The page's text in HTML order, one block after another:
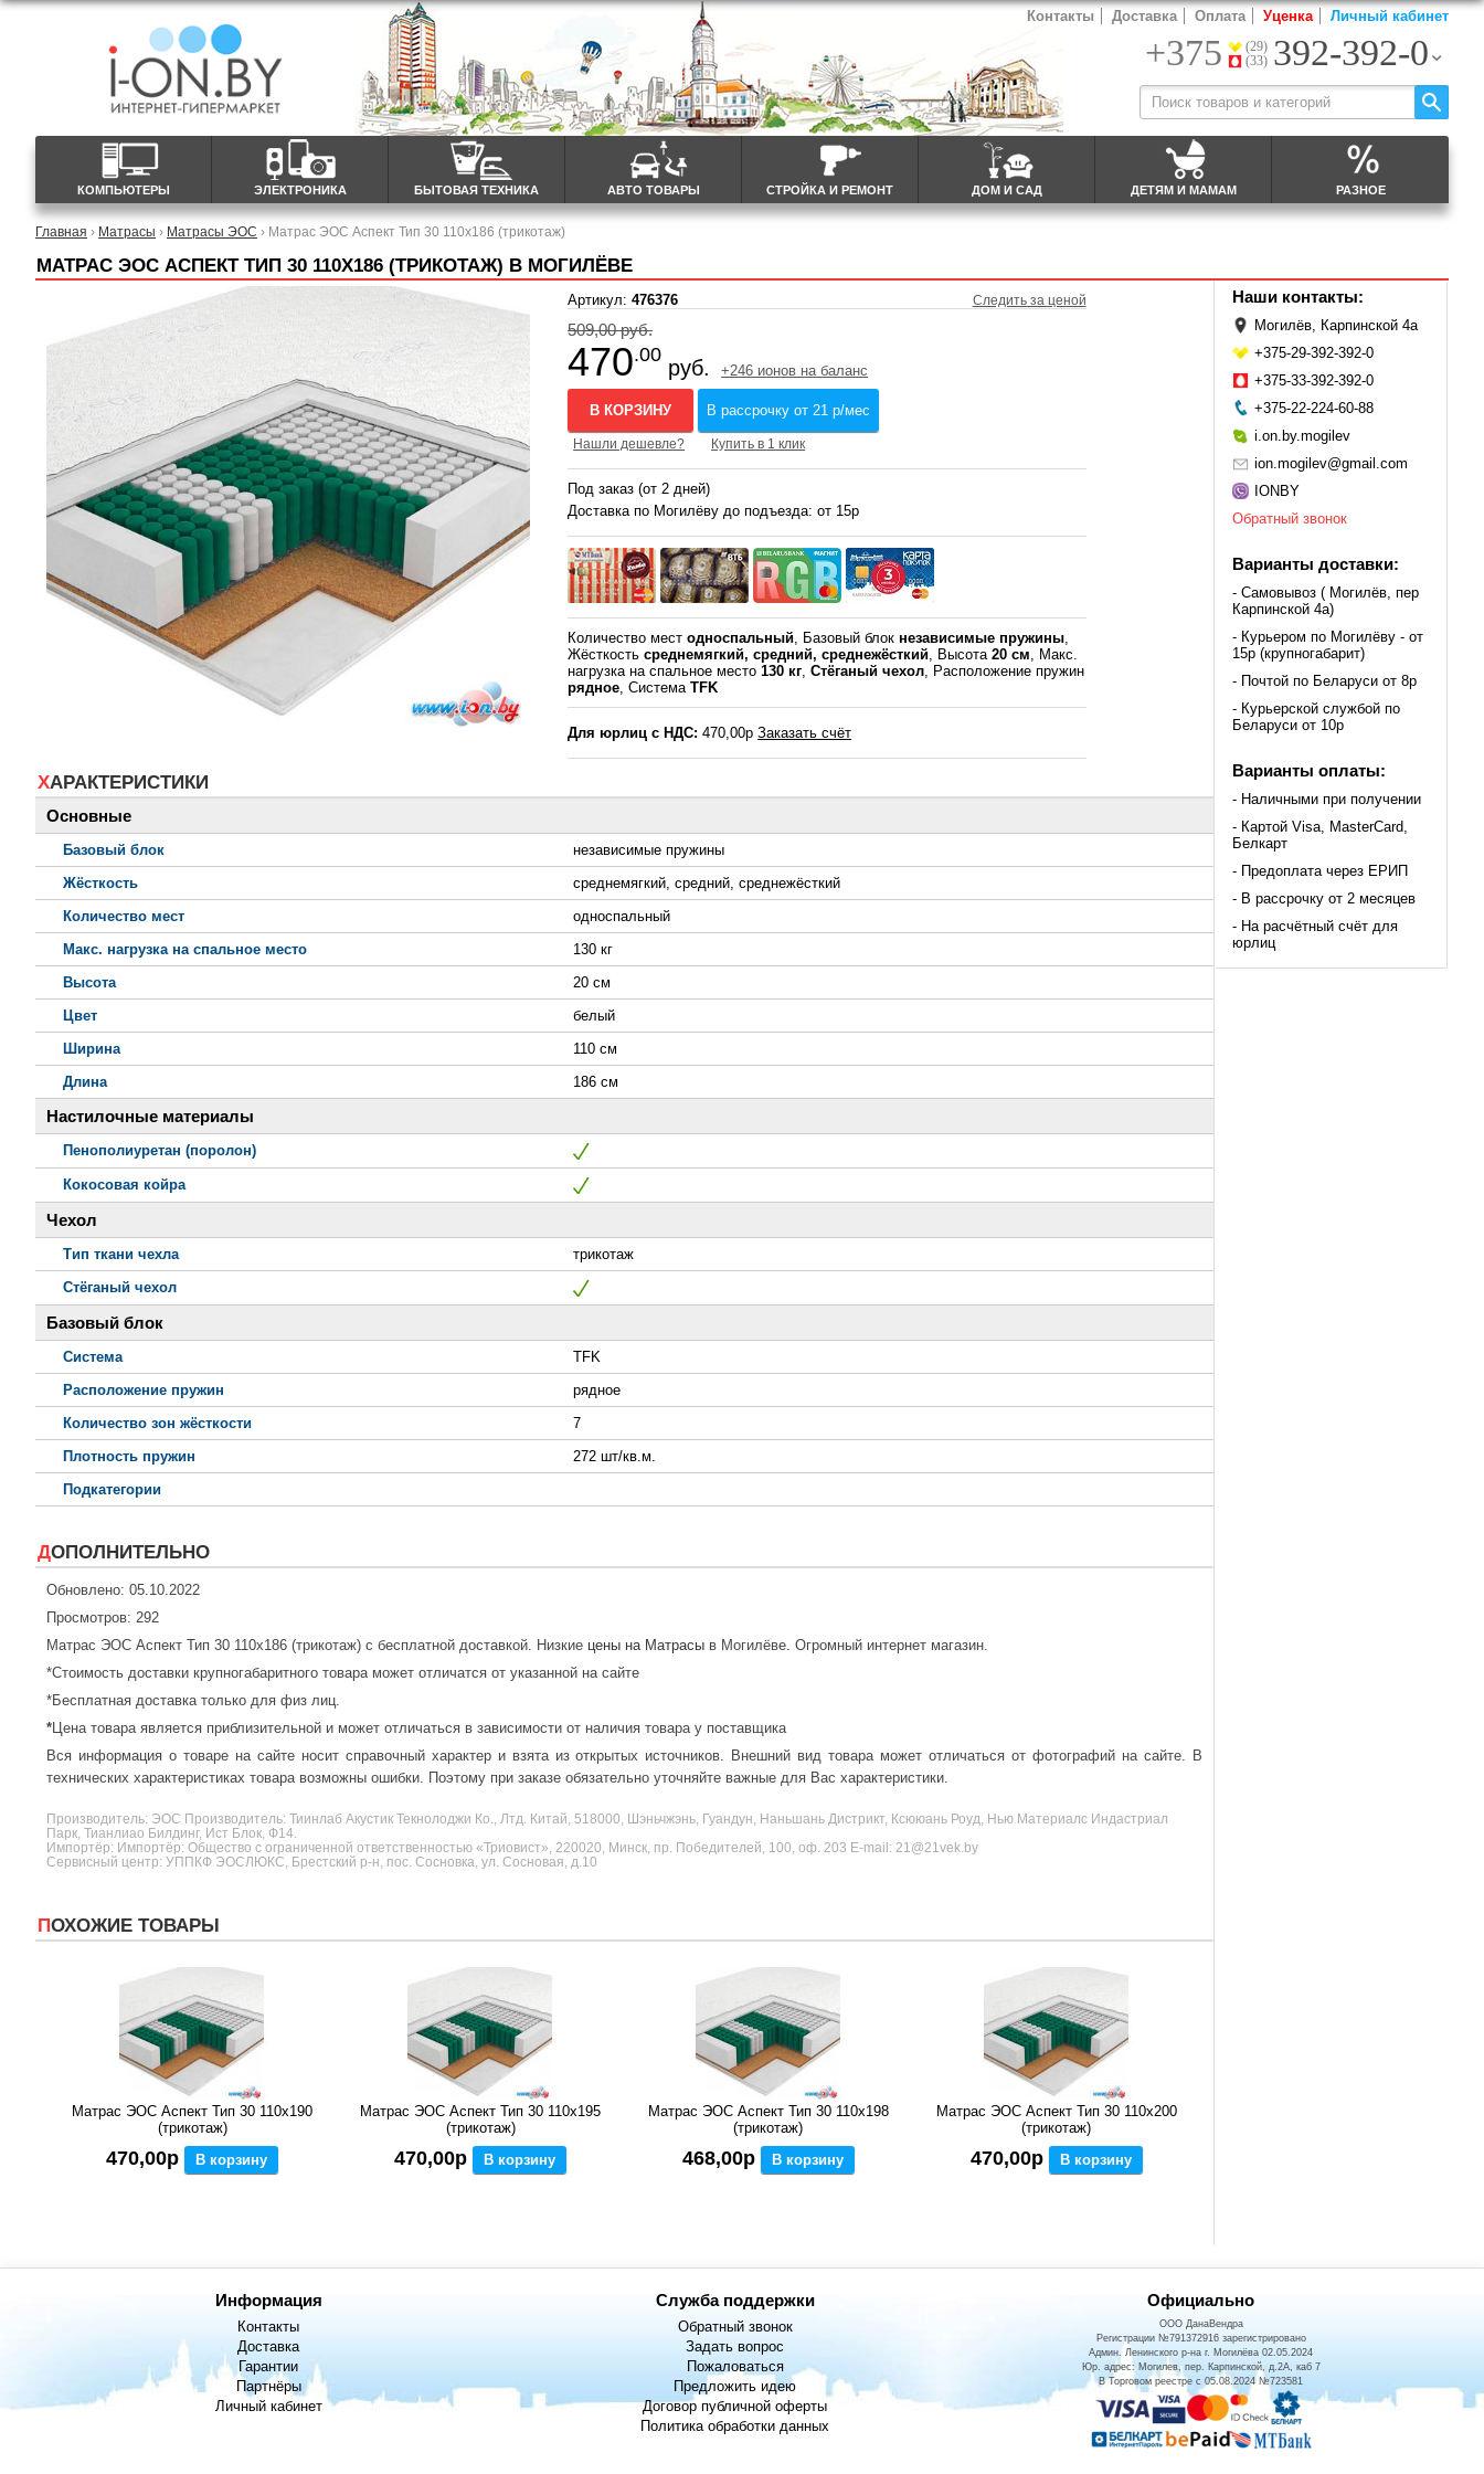
КОМПЬЮТЕРЫ ЭЛЕКТРОНИКА БЫТОВАЯ ТЕХНИКА АВТО ТОВАРЫ СТРОЙКА И РЕМОНТ ДОМ И САД ДЕТЯМ И МАМАМ РАЗНОЕ
Контакты Доставка Оплата Уценка Личный кабинет
+375
(29)
(33) 392-392-0
Главная › Матрасы › Матрасы ЭОС › Матрас ЭОС Аспект Тип 30 110x186 (трикотаж)
МАТРАС ЭОС АСПЕКТ ТИП 30 110X186 (ТРИКОТАЖ) В МОГИЛЁВЕ
Артикул:476376 Следить за ценой
509,00 руб.
470.00
руб. +246 ионов на баланс
В КОРЗИНУ В рассрочку от 21 р/мес
Нашли дешевле? Купить в 1 клик
Под заказ (от 2 дней)
Доставка по Могилёву до подъезда: от 15р
Количество местодноспальный, Базовый блокнезависимые пружины,
Жёсткостьсреднемягкий, средний, среднежёсткий, Высота20 см, Макс.
нагрузка на спальное место130 кг,Стёганый чехол, Расположение пружин
рядное, СистемаTFK
Для юрлиц с НДС: 470,00рЗаказать счёт
ХАРАКТЕРИСТИКИ
Основные
Базовый блок
независимые пружины
Жёсткость
среднемягкий, средний, среднежёсткий
Количество мест
односпальный
Макс. нагрузка на спальное место
130 кг
Высота
20 см
Цвет
белый
Ширина
110 см
Длина
186 см
Настилочные материалы
Пенополиуретан (поролон)
Кокосовая койра
Чехол
Тип ткани чехла
трикотаж
Стёганый чехол
Базовый блок
Система
TFK
Расположение пружин
рядное
Количество зон жёсткости
7
Плотность пружин
272 шт/кв.м.
Подкатегории
ДОПОЛНИТЕЛЬНО
Обновлено: 05.10.2022
Просмотров: 292
Матрас ЭОС Аспект Тип 30 110x186 (трикотаж) с бесплатной доставкой. Низкие цены на Матрасы в Могилёве. Огромный интернет магазин.
*Стоимость доставки крупногабаритного товара может отличатся от указанной на сайте
*Бесплатная доставка только для физ лиц.
*Цена товара является приблизительной и может отличаться в зависимости от наличия товара у поставщика
Вся информация о товаре на сайте носит справочный характер и взята из открытых источников. Внешний вид товара может отличаться от фотографий на сайте. В
технических характеристиках товара возможны ошибки. Поэтому при заказе обязательно уточняйте важные для Вас характеристики.
Производитель: ЭОС Производитель: Тиинлаб Акустик Текнолоджи Ко., Лтд. Китай, 518000, Шэньчжэнь, Гуандун, Наньшань Дистрикт, Ксююань Роуд, Нью Материалс Индастриал
Парк, Тианлиао Билдинг, Ист Блок, Ф14.
Импортёр: Импортёр: Общество с ограниченной ответственностью «Триовист», 220020, Минск, пр. Победителей, 100, оф. 203 E-mail: 21@21vek.by
Сервисный центр: УППКФ ЭОСЛЮКС, Брестский р-н, пос. Сосновка, ул. Сосновая, д.10
ПОХОЖИЕ ТОВАРЫ
Матрас ЭОС Аспект Тип 30 110x190
(трикотаж)
470,00р В корзину
Матрас ЭОС Аспект Тип 30 110x195
(трикотаж)
470,00р В корзину
Матрас ЭОС Аспект Тип 30 110x198
(трикотаж)
468,00р В корзину
Матрас ЭОС Аспект Тип 30 110x200
(трикотаж)
470,00р В корзину
Наши контакты:
Могилёв, Карпинской 4а
+375-29-392-392-0
+375-33-392-392-0
+375-22-224-60-88
i.on.by.mogilev
ion.mogilev@gmail.com
IONBY
Обратный звонок
Варианты доставки:
- Самовывоз ( Могилёв, пер
Карпинской 4а)
- Курьером по Могилёву - от
15р (крупногабарит)
- Почтой по Беларуси от 8р
- Курьерской службой по
Беларуси от 10р
Варианты оплаты:
- Наличными при получении
- Картой Visa, MasterCard,
Белкарт
- Предоплата через ЕРИП
- В рассрочку от 2 месяцев
- На расчётный счёт для
юрлиц
Информация
Контакты
Доставка
Гарантии
Партнёры
Личный кабинет
Служба поддержки
Обратный звонок
Задать вопрос
Пожаловаться
Предложить идею
Договор публичной оферты
Политика обработки данных
Официально
ООО ДанаВендра
Регистрации №791372916 зарегистрировано
Админ. Ленинского р-на г. Могилёва 02.05.2024
Юр. адрес: Могилев, пер. Карпинской, д.2А, каб 7
В Торговом реестре с 05.08.2024 №723581